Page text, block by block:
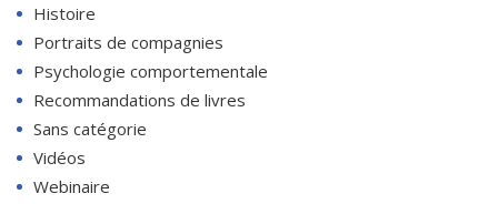
Histoire
Portraits de compagnies
Psychologie comportementale
Recommandations de livres
Sans catégorie
Vidéos
Webinaire